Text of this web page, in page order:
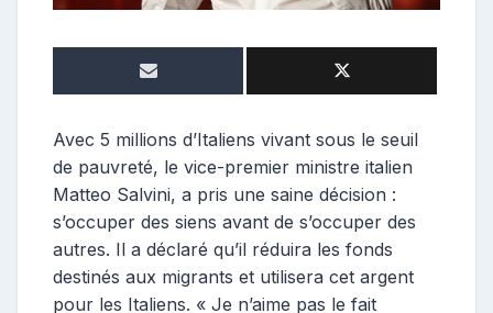
Avec 5 millions d’Italiens vivant sous le seuil
de pauvreté, le vice-premier ministre italien
Matteo Salvini, a pris une saine décision :
s’occuper des siens avant de s’occuper des
autres. Il a déclaré qu’il réduira les fonds
destinés aux migrants et utilisera cet argent
pour les Italiens. « Je n’aime pas le fait